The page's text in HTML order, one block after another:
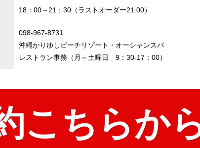
18：00～21：30（ラストオーダー21:00）
098-967-8731
沖縄かりゆしビーチリゾート・オーシャンスパ
レストラン事務（月～土曜日 9：30-17：00）
こちらか